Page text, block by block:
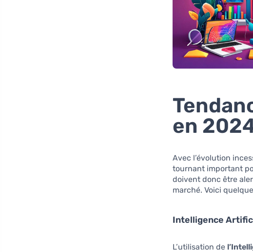
en
Avec l’évolution
tournant important
doivent donc être
marché. Voici
Intelligence
L’utilisation de